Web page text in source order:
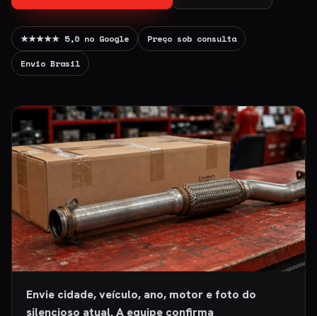
★★★★★ 5,0 no Google Preço sob consulta
Envio Brasil
Envie cidade, veículo, ano, motor e foto do
silencioso atual. A equipe confirma